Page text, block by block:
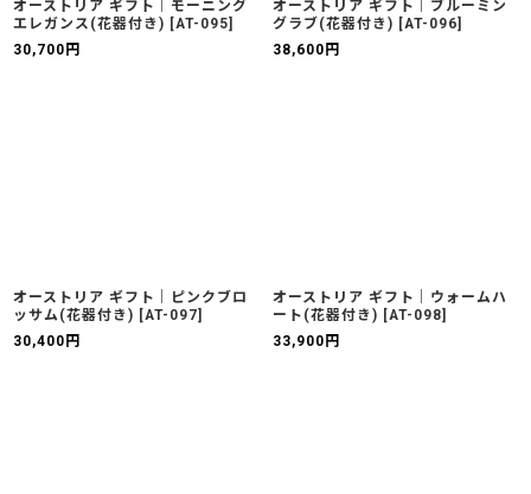
オーストリア ギフト｜モーニング
エレガンス(花器付き) [AT-095]
30,700 円
オーストリア ギフト｜ブルーミン
グラブ(花器付き) [AT-096]
38,600 円
オーストリア ギフト｜ピンクブロ
ッサム(花器付き) [AT-097]
30,400 円
オーストリア ギフト｜ウォームハ
ート(花器付き) [AT-098]
33,900 円